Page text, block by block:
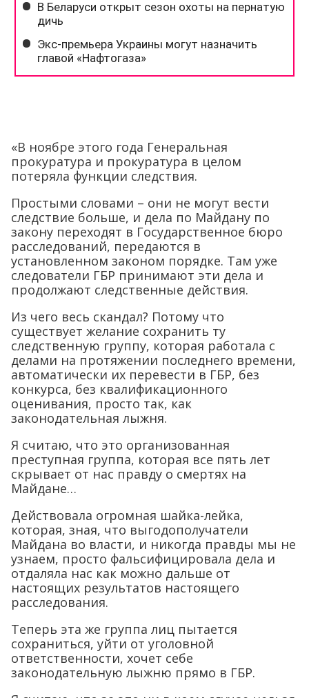
«В ноябре этого года Генеральная
прокуратура и прокуратура в целом
потеряла функции следствия.
Простыми словами – они не могут вести
следствие больше, и дела по Майдану по
закону переходят в Государственное бюро
расследований, передаются в
установленном законом порядке. Там уже
следователи ГБР принимают эти дела и
продолжают следственные действия.
Из чего весь скандал? Потому что
существует желание сохранить ту
следственную группу, которая работала с
делами на протяжении последнего времени,
автоматически их перевести в ГБР, без
конкурса, без квалификационного
оценивания, просто так, как
законодательная лыжня.
Я считаю, что это организованная
преступная группа, которая все пять лет
скрывает от нас правду о смертях на
Майдане…
Действовала огромная шайка-лейка,
которая, зная, что выгодополучатели
Майдана во власти, и никогда правды мы не
узнаем, просто фальсифицировала дела и
отдаляла нас как можно дальше от
настоящих результатов настоящего
расследования.
Теперь эта же группа лиц пытается
сохраниться, уйти от уголовной
ответственности, хочет себе
законодательную лыжню прямо в ГБР.